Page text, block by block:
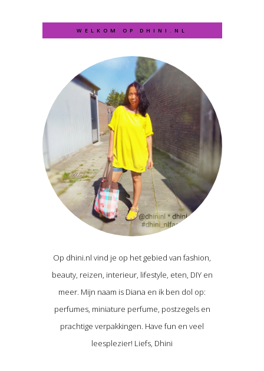
WELKOM OP DHINI.NL
Op dhini.nl vind je op het gebied van fashion,
beauty, reizen, interieur, lifestyle, eten, DIY en
meer. Mijn naam is Diana en ik ben dol op:
perfumes, miniature perfume, postzegels en
prachtige verpakkingen. Have fun en veel
leesplezier! Liefs, Dhini